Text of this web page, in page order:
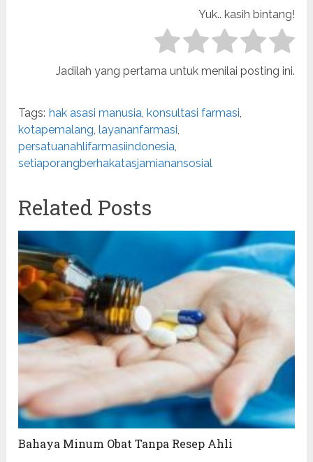
Yuk.. kasih bintang!
Jadilah yang pertama untuk menilai posting ini.
Tags: hak asasi manusia, konsultasi farmasi,
kotapemalang,layananfarmasi,
persatuanahlifarmasiindonesia,
setiaporangberhakatasjamianansosial
Related Posts
Bahaya Minum Obat Tanpa Resep Ahli